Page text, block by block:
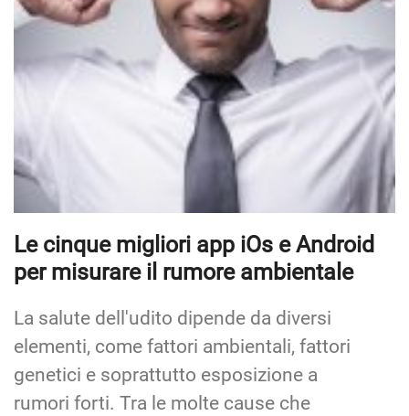
Le cinque migliori app iOs e Android
per misurare il rumore ambientale
La salute dell'udito dipende da diversi
elementi, come fattori ambientali, fattori
genetici e soprattutto esposizione a
rumori forti. Tra le molte cause che